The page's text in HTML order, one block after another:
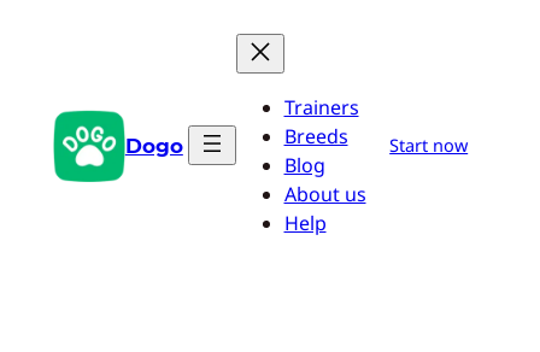
Dogo
Trainers
Breeds
Blog
About us
Help
Start now